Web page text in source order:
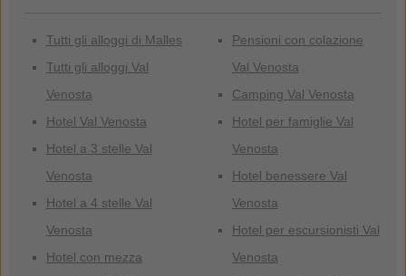
Tutti gli alloggi di Malles
Tutti gli alloggi Val
Venosta
Hotel Val Venosta
Hotel a 3 stelle Val
Venosta
Hotel a 4 stelle Val
Venosta
Hotel con mezza
Pensioni con colazione
Val Venosta
Camping Val Venosta
Hotel per famiglie Val
Venosta
Hotel benessere Val
Venosta
Hotel per escursionisti Val
Venosta